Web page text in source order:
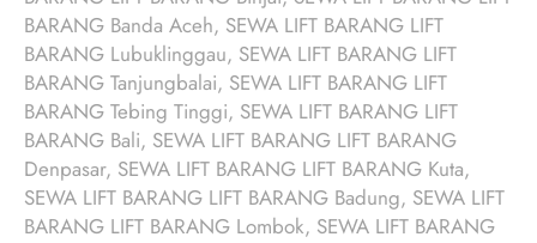
BARANG Banda Aceh, SEWA LIFT BARANG LIFT
BARANG Lubuklinggau, SEWA LIFT BARANG LIFT
BARANG Tanjungbalai, SEWA LIFT BARANG LIFT
BARANG Tebing Tinggi, SEWA LIFT BARANG LIFT
BARANG Bali, SEWA LIFT BARANG LIFT BARANG
Denpasar, SEWA LIFT BARANG LIFT BARANG Kuta,
SEWA LIFT BARANG LIFT BARANG Badung, SEWA LIFT
BARANG LIFT BARANG Lombok, SEWA LIFT BARANG